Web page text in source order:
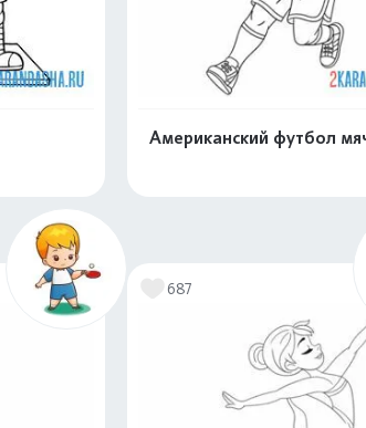
Американский футбол
687